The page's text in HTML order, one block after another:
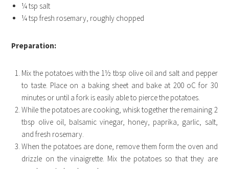
¼ tsp salt
¼ tsp fresh rosemary, roughly chopped
Preparation:
Mix the potatoes with the 1½ tbsp olive oil and salt and pepper
to taste. Place on a baking sheet and bake at 200 oC for 30
minutes or until a fork is easily able to pierce the potatoes.
While the potatoes are cooking, whisk together the remaining 2
tbsp olive oil, balsamic vinegar, honey, paprika, garlic, salt,
and fresh rosemary.
When the potatoes are done, remove them form the oven and
drizzle on the vinaigrette. Mix the potatoes so that they are